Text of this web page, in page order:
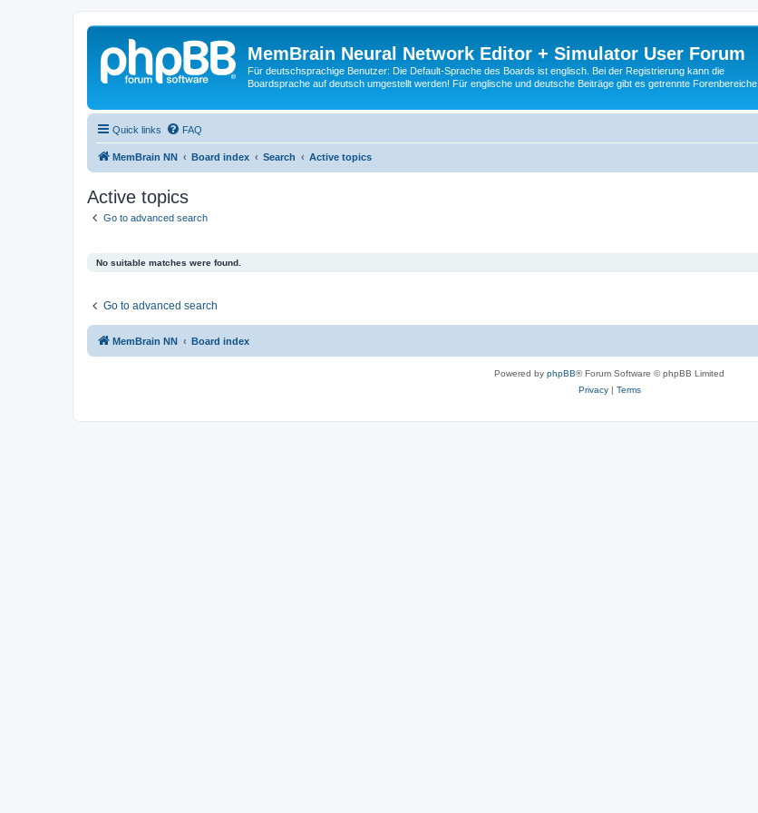
MemBrain Neural Network Editor + Simulator User Forum
Für deutschsprachige Benutzer: Die Default-Sprache des Boards ist englisch. Bei der Registrierung kann die
Boardsprache auf deutsch umgestellt werden! Für englische und deutsche Beiträge gibt es getrennte Forenbereiche.
Quick links FAQ
MemBrain NN Board index Search Active topics
Active topics
Go to advanced search
No suitable matches were found.
Go to advanced search
MemBrain NN Board index
Powered by phpBB® Forum Software © phpBB Limited
Privacy| Terms